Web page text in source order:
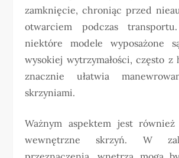
zamknięcie, chroniąc przed
otwarciem podczas
niektóre modele wyposażone
wysokiej wytrzymałości, często z
znacznie ułatwia
skrzyniami.
Ważnym aspektem jest również
wewnętrzne skrzyń. W